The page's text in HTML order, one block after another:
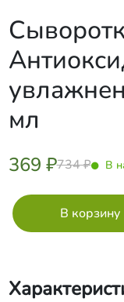
мл
369 ₽734 ₽ В